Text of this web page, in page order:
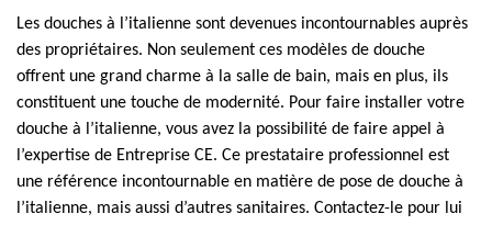
Les douches à l’italienne sont devenues incontournables auprès
des propriétaires. Non seulement ces modèles de douche
offrent une grand charme à la salle de bain, mais en plus, ils
constituent une touche de modernité. Pour faire installer votre
douche à l’italienne, vous avez la possibilité de faire appel à
l’expertise de Entreprise CE. Ce prestataire professionnel est
une référence incontournable en matière de pose de douche à
l’italienne, mais aussi d’autres sanitaires. Contactez-le pour lui